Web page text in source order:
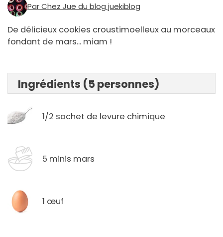
Par Chez Jue du blog juekiblog
De délicieux cookies croustimoelleux au morceaux
fondant de mars... miam !
Ingrédients (5 personnes)
1/2 sachet de levure chimique
5 minis mars
1 œuf